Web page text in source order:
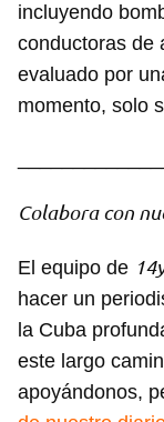
Guardar como
Para poder
incluyendo
conductoras de
evaluado por
momento, solo
Colabora con
El equipo de
hacer un
la Cuba
este largo
apoyándonos,